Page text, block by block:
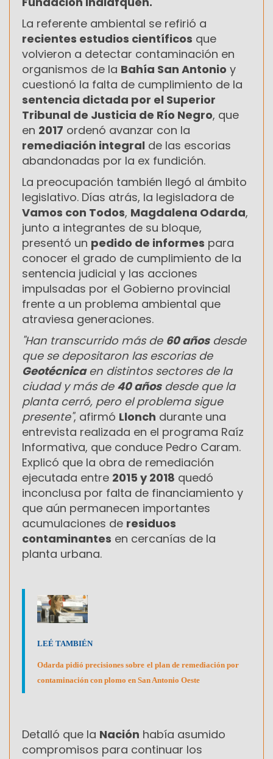
La referente ambiental se refirió a
recientes estudios científicos que
volvieron a detectar contaminación en
organismos de la Bahía San Antonio y
cuestionó la falta de cumplimiento de la
sentencia dictada por el Superior
Tribunal de Justicia de Río Negro, que
en 2017 ordenó avanzar con la
remediación integral de las escorias
abandonadas por la ex fundición.
La preocupación también llegó al ámbito
legislativo. Días atrás, la legisladora de
Vamos con Todos, Magdalena Odarda,
junto a integrantes de su bloque,
presentó un pedido de informes para
conocer el grado de cumplimiento de la
sentencia judicial y las acciones
impulsadas por el Gobierno provincial
frente a un problema ambiental que
atraviesa generaciones.
"Han transcurrido más de 60 añosdesde
que se depositaron las escorias de
Geotécnicaen distintos sectores de la
ciudad y más de 40 añosdesde que la
planta cerró, pero el problema sigue
presente", afirmó Llonch durante una
entrevista realizada en el programa Raíz
Informativa, que conduce Pedro Caram.
Explicó que la obra de remediación
ejecutada entre 2015 y 2018 quedó
inconclusa por falta de financiamiento y
que aún permanecen importantes
acumulaciones de residuos
contaminantes en cercanías de la
planta urbana.
LEÉ TAMBIÉN
Odarda pidió precisiones sobre el plan de remediación por
contaminación con plomo en San Antonio Oeste
Detalló que la Nación había asumido
compromisos para continuar los